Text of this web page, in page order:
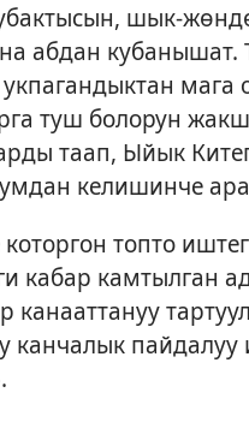
шык-
абдан кубанышат.
туш болорун
таап, Ыйык
келишинче
топто
кабар камтылган
канааттануу
канчалык